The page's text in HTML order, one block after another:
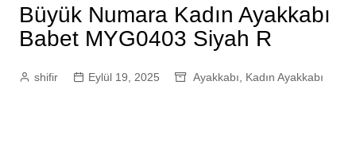
Büyük Numara Kadın Ayakkabı
Babet MYG0403 Siyah R
shifir Eylül 19, 2025 Ayakkabı Kadın Ayakkabı